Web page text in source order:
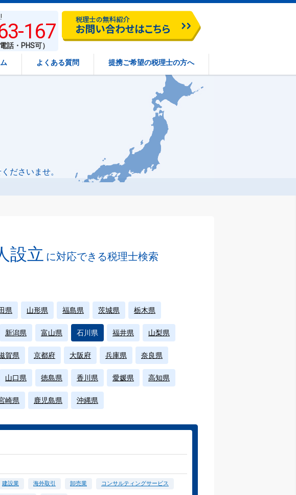
167
話・PHS可）
よくある質問 提携ご希望の税理士の方へ
ださいませ。
設立 に対応できる税理士検索
県 山形県 福島県 茨城県 栃木県
新潟県 富山県 石川県 福井県 山梨県
賀県 京都府 大阪府 兵庫県 奈良県
山口県 徳島県 香川県 愛媛県 高知県
崎県 鹿児島県 沖縄県
建設業 海外取引 卸売業 コンサルティングサービス